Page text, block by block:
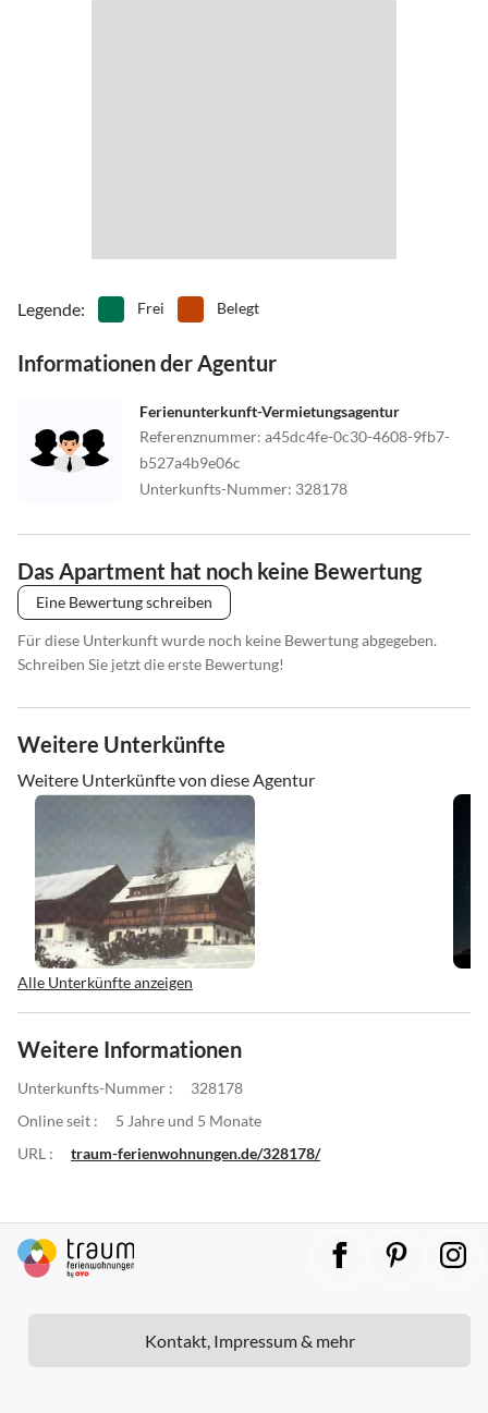
Legende: Frei Belegt
Informationen der Agentur
Ferienunterkunft-Vermietungsagentur
Referenznummer: a45dc4fe-0c30-4608-9fb7-
b527a4b9e06c
Unterkunfts-Nummer: 328178
Das Apartment hat noch keine Bewertung
Eine Bewertung schreiben
Für diese Unterkunft wurde noch keine Bewertung abgegeben.
Schreiben Sie jetzt die erste Bewertung!
Weitere Unterkünfte
Weitere Unterkünfte von diese Agentur
Alle Unterkünfte anzeigen
Weitere Informationen
Unterkunfts-Nummer :
328178
Online seit :
5 Jahre und 5 Monate
URL :
traum-ferienwohnungen.de/328178/
Kontakt, Impressum & mehr